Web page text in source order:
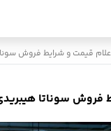
قیمت و شرایط فروش
فروش سوناتا